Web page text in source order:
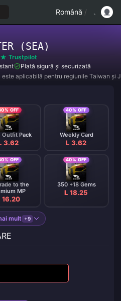
Română /
(SEA)
Trustpilot
Plată sigură și securizată
aplicabilă pentru regiunile Taiwan și
OFF
Outfit Pack
3.62
40% OFF
Weekly Card
L 3.62
OFF
to the
MP
16.20
40% OFF
350 +18 Gems
L 18.25
mult +9